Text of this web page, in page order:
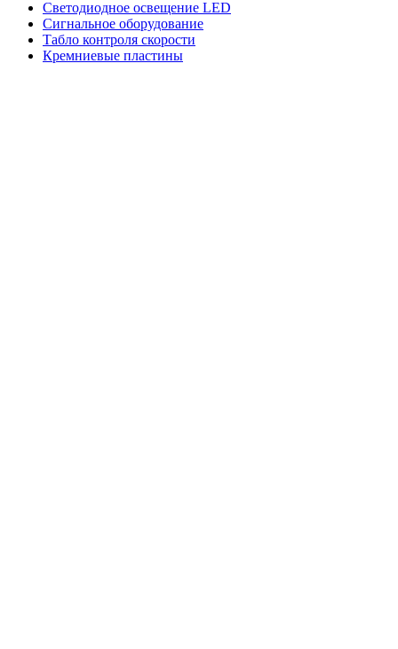
Светодиодное освещение LED
Сигнальное оборудование
Табло контроля скорости
Кремниевые пластины